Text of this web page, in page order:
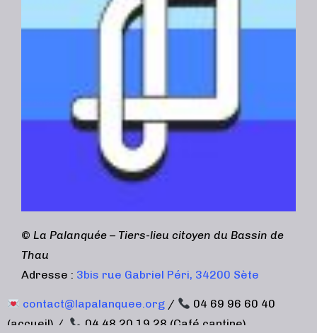
© La Palanquée – Tiers-lieu citoyen du Bassin de
Thau
Adresse : 3bis rue Gabriel Péri, 34200 Sète
contact@lapalanquee.org /
04 69 96 60 40
(accueil) /
04 48 20 19 28 (Café cantine)